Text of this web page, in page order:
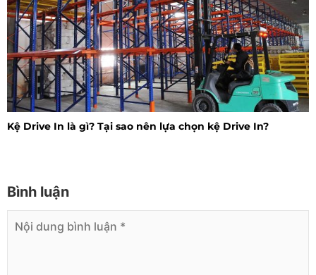
Kệ Drive In là gì? Tại sao nên lựa chọn kệ Drive In?
Bình luận